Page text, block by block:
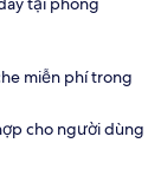
miễn phí trong
cho người dùng